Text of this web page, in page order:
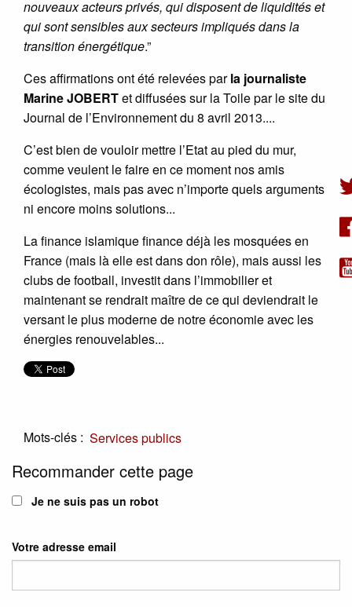
nouveaux acteurs privés, qui disposent de liquidités et
qui sont sensibles aux secteurs impliqués dans la
transition énergétique.”
Ces affirmations ont été relevées parla journaliste
Marine JOBERTet diffusées sur la Toile par le site du
Journal de l’Environnement du 8 avril 2013....
C’est bien de vouloir mettre l’Etat au pied du mur,
comme veulent le faire en ce moment nos amis
écologistes, mais pas avec n’importe quels arguments
ni encore moins solutions...
La finance islamique finance déjà les mosquées en
France (mais là elle est dans don rôle), mais aussi les
clubs de football, investit dans l’immobilier et
maintenant se rendrait maître de ce qui deviendrait le
versant le plus moderne de notre économie avec les
énergies renouvelables...
Mots-clés : Services publics
Recommander cette page
Je ne suis pas un robot
Votre adresse email